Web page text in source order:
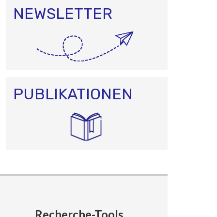
NEWSLETTER
PUBLIKATIONEN